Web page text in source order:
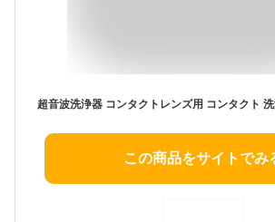
この商品をサイトでみ